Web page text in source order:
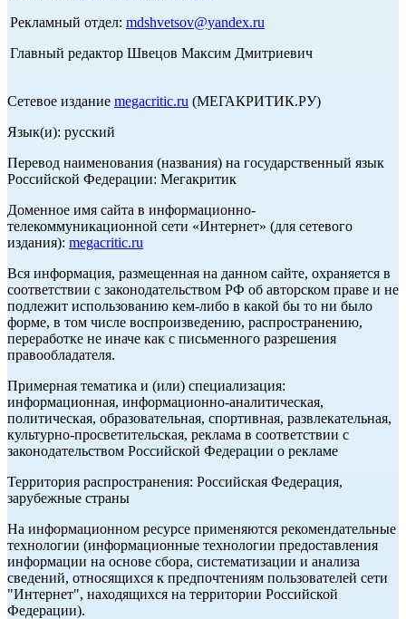
Рекламный отдел: mdshvetsov@yandex.ru
Главный редактор Швецов Максим Дмитриевич
Сетевое издание megacritic.ru (МЕГАКРИТИК.РУ)
Язык(и): русский
Перевод наименования (названия) на государственный язык
Российской Федерации: Мегакритик
Доменное имя сайта в информационно-
телекоммуникационной сети «Интернет» (для сетевого
издания): megacritic.ru
Вся информация, размещенная на данном сайте, охраняется в
соответствии с законодательством РФ об авторском праве и не
подлежит использованию кем-либо в какой бы то ни было
форме, в том числе воспроизведению, распространению,
переработке не иначе как с письменного разрешения
правообладателя.
Примерная тематика и (или) специализация:
информационная, информационно-аналитическая,
политическая, образовательная, спортивная, развлекательная,
культурно-просветительская, реклама в соответствии с
законодательством Российской Федерации о рекламе
Территория распространения: Российская Федерация,
зарубежные страны
На информационном ресурсе применяются рекомендательные
технологии (информационные технологии предоставления
информации на основе сбора, систематизации и анализа
сведений, относящихся к предпочтениям пользователей сети
"Интернет", находящихся на территории Российской
Федерации).